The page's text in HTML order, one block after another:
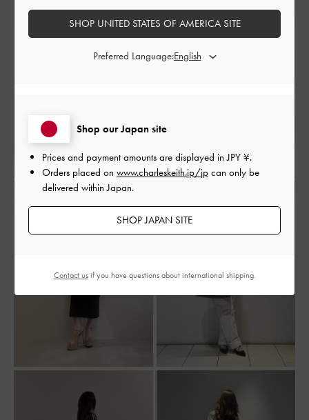
Shop our Japan site
Prices and payment amounts are displayed inJPY ¥.
Orders placed on www.charleskeith.jp/jp can only be
delivered within Japan.
SHOP JAPAN SITE
SHOP UNITED STATES OF AMERICA SITE
Preferred Language:
Contact usif you have questions about international shipping.